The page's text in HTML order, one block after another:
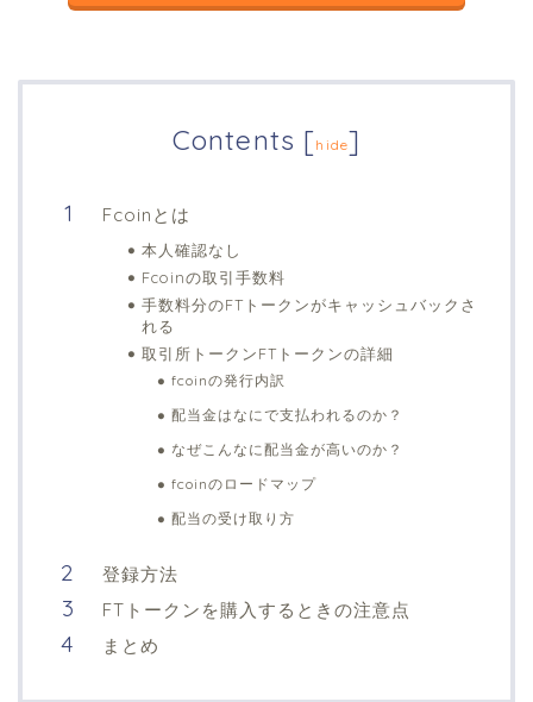
Contents [hide]
Fcoinとは
本人確認なし
Fcoinの取引手数料
手数料分のFTトークンがキャッシュバックさ
れる
取引所トークンFTトークンの詳細
fcoinの発行内訳
配当金はなにで支払われるのか？
なぜこんなに配当金が高いのか？
fcoinのロードマップ
配当の受け取り方
登録方法
FTトークンを購入するときの注意点
まとめ